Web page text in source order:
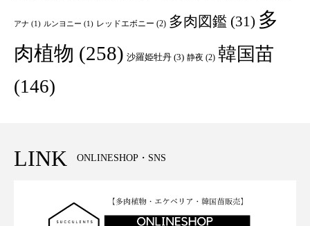
アナ (1) ルンヨニー (1) レッドエボニー (2) 多肉図鑑 (31) 多
肉植物 (258) 沙羅姫牡丹 (3) 静夜 (2) 韓国苗
(146)
LINK ONLINESHOP・SNS